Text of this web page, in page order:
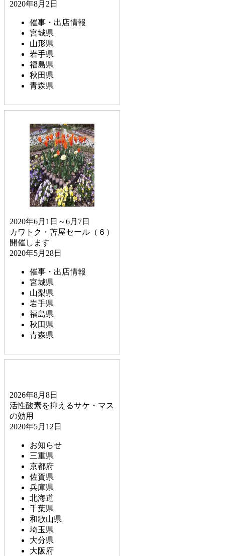
2020年8月2日
催事・出店情報
宮城県
山形県
岩手県
福島県
秋田県
青森県
2020年6月1日～6月7日
カワトク・苫屋セール（６）
開催します
2020年5月28日
催事・出店情報
宮城県
山梨県
岩手県
福島県
秋田県
青森県
2026年8月8日
活性酸素を抑えるサケ・マス
の効用
2020年5月12日
お知らせ
三重県
京都府
佐賀県
兵庫県
北海道
千葉県
和歌山県
埼玉県
大分県
大阪府